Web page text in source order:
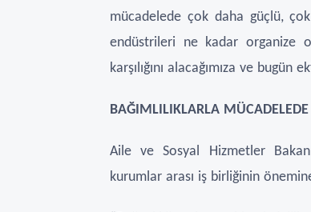
mücadelede çok daha güçlü,
endüstrileri ne kadar organize
karşılığını alacağımıza ve
BAĞIMLILIKLARLA
Aile ve Sosyal Hizmetler
kurumlar arası iş birliğinin